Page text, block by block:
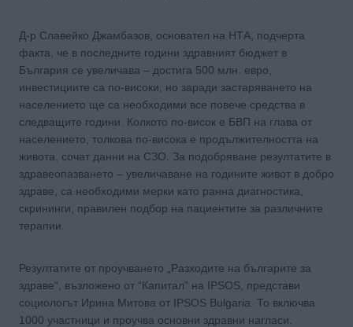
Д-р Славейко Джамбазов, основател на НТА, подчерта
факта, че в последните години здравният бюджет в
България се увеличава – достига 500 млн. евро,
инвестициите са по-високи, но заради застаряването на
населението ще са необходими все повече средства в
следващите години. Колкото по-висок е БВП на глава от
населението, толкова по-висока е продължителността на
живота, сочат данни на СЗО. За подобряване резултатите в
здравеопазването – увеличаване на годините живот в добро
здраве, са необходими мерки като ранна диагностика,
скрининги, правилен подбор на пациентите за различните
терапии.
Резултатите от проучването „Разходите на българите за
здраве“, възложено от “Капитал” на IPSOS, представи
социологът Ирина Митова от IPSOS Bulgaria. То включва
1000 участници и проучва основни здравни нагласи.